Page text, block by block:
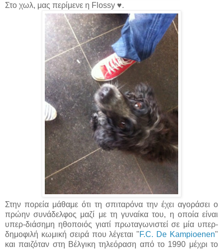
Στο χωλ, μας περίμενε η Flossy ♥.
Στην πορεία μάθαμε ότι τη σπιταρόνα την έχει αγοράσει ο
πρώην συνάδελφος μαζί με τη γυναίκα του, η οποία είναι
υπερ-διάσημη ηθοποιός γιατί πρωταγωνιστεί σε μία υπερ-
δημοφιλή κωμική σειρά που λέγεται "F.C. De Kampioenen"
και παιζόταν στη Βέλγικη τηλεόραση από το 1990 μέχρι το